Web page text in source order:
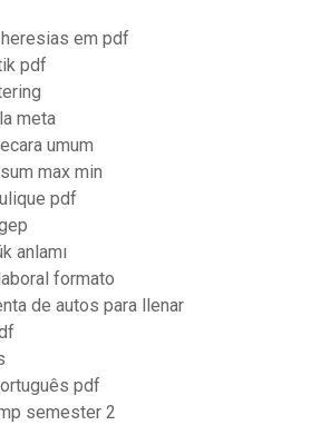
em pdf
pdf
meta
umum
max min
pdf
anlamı
formato
de autos para llenar
pdf
semester 2